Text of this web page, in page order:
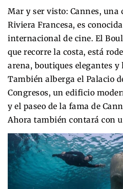
Mar y ser visto: Cannes,
Riviera Francesa, es
internacional de cine. El
que recorre la costa, está
arena, boutiques elegantes y
También alberga el Palacio
Congresos, un edificio
y el paseo de la fama de
Ahora también contará con